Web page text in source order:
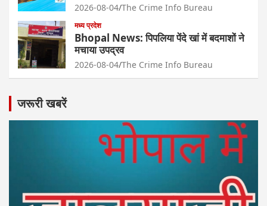
2026-08-04 The Crime Info Bureau
मध्य प्रदेश
Bhopal News: पिपलिया पेंदे खां में बदमाशों ने
मचाया उपद्रव
2026-08-04 The Crime Info Bureau
जरूरी खबरें